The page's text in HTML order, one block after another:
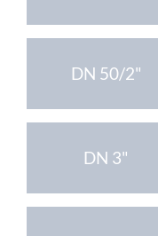
DN 50/2"
DN 3"